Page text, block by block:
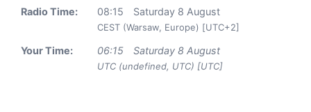
Radio Time: 08:15 Saturday 8 August
CEST (Warsaw, Europe) [UTC+2]
Your Time: 06:15 Saturday 8 August
UTC (undefined, UTC) [UTC]